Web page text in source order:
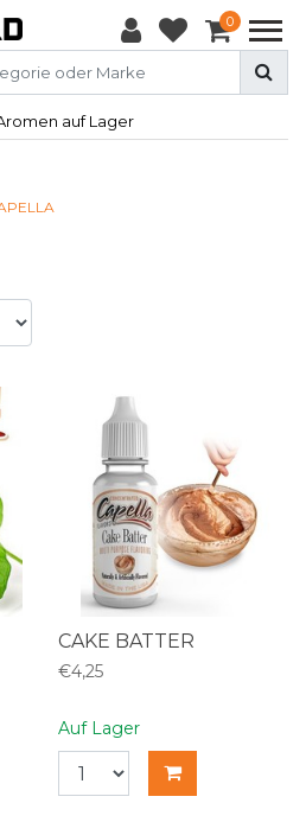
0
vanaf €50,-
CAKE BATTER
€4,25
Auf Lager